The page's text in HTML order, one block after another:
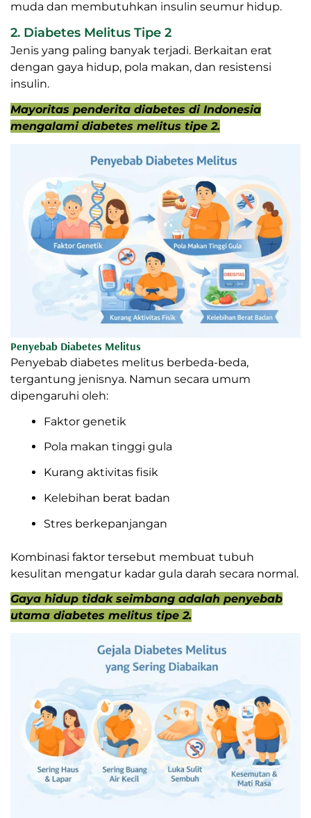
muda dan membutuhkan insulin seumur hidup.
2. Diabetes Melitus Tipe 2
Jenis yang paling banyak terjadi. Berkaitan erat
dengan gaya hidup, pola makan, dan resistensi
insulin.
Mayoritas penderita diabetes di Indonesia
mengalami diabetes melitus tipe 2.
Penyebab Diabetes Melitus
Penyebab diabetes melitus berbeda-beda,
tergantung jenisnya. Namun secara umum
dipengaruhi oleh:
Faktor genetik
Pola makan tinggi gula
Kurang aktivitas fisik
Kelebihan berat badan
Stres berkepanjangan
Kombinasi faktor tersebut membuat tubuh
kesulitan mengatur kadar gula darah secara normal.
Gaya hidup tidak seimbang adalah penyebab
utama diabetes melitus tipe 2.